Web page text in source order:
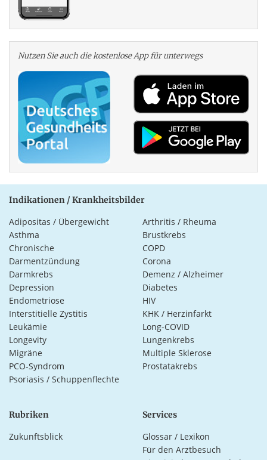
Nutzen Sie auch die kosten­lose App für unterwegs
Indikationen / Krankheitsbilder
Adipositas / Übergewicht
Arthritis / Rheuma
Asthma
Brustkrebs
Chronische
Darmentzündung
COPD
Corona
Darmkrebs
Demenz / Alzheimer
Depression
Diabetes
Endometriose
HIV
Interstitielle Zystitis
KHK / Herzinfarkt
Leukämie
Long-COVID
Longevity
Lungenkrebs
Migräne
Multiple Sklerose
PCO-Syndrom
Prostatakrebs
Psoriasis / Schuppenflechte
Rubriken
Zukunftsblick
Services
Glossar / Lexikon
Für den Arztbesuch